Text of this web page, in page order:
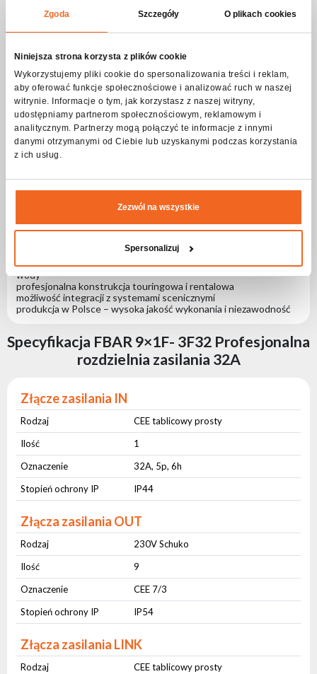
Zgoda Szczegóły O plikach cookies
Niniejsza strona korzysta z plików cookie
Wykorzystujemy pliki cookie do spersonalizowania treści i reklam,
aby oferować funkcje społecznościowe i analizować ruch w naszej
witrynie. Informacje o tym, jak korzystasz z naszej witryny,
udostępniamy partnerom społecznościowym, reklamowym i
analitycznym. Partnerzy mogą połączyć te informacje z innymi
danymi otrzymanymi od Ciebie lub uzyskanymi podczas korzystania
z ich usług.
Zezwól na wszystkie
Spersonalizuj
Wytrzymała metalowa obudowa, przemysłowe komponenty oraz
ochrony IP54 gwarantuje bezpieczną pracę w wymagających
warunkach scenicznych, chroniąc urządzenie przed pyłem i
bryzgami wody.
Rozdzielnie CONNECT są produkowane w Polsce zgodnie z
wysokimi standardami jakości Flash-Butrym, zapewniając
trwałość, bezpieczeństwo i stabilną pracę w profesjonalnych
systemach dystrybucji energii.
Najważniejsze cechy
wejście zasilania CEE 32A – stabilne zasilanie systemów
scenicznych i eventowych
zrównoważone obciążenie
stopień ochrony IP54 – zabezpieczenie przed pyłem i bryzgami
wody
profesjonalna konstrukcja touringowa i rentalowa
możliwość integracji z systemami scenicznymi
produkcja w Polsce – wysoka jakość wykonania i niezawodność
Specyfikacja FBAR 9×1F- 3F32 Profesjonalna
rozdzielnia zasilania 32A
Złącze zasilania IN
Rodzaj
CEE tablicowy prosty
Ilość
1
Oznaczenie
32A, 5p, 6h
Stopień ochrony IP
IP44
Złącza zasilania OUT
Rodzaj
230V Schuko
Ilość
9
Oznaczenie
CEE 7/3
Stopień ochrony IP
IP54
Złącza zasilania LINK
Rodzaj
CEE tablicowy prosty